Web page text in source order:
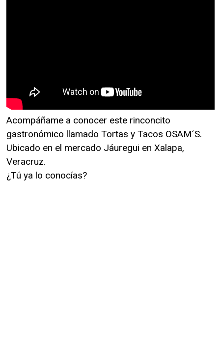
Acompáñame a conocer este rinconcito
gastronómico llamado Tortas y Tacos OSAM´S.
Ubicado en el mercado Jáuregui en Xalapa,
Veracruz.
¿Tú ya lo conocías?